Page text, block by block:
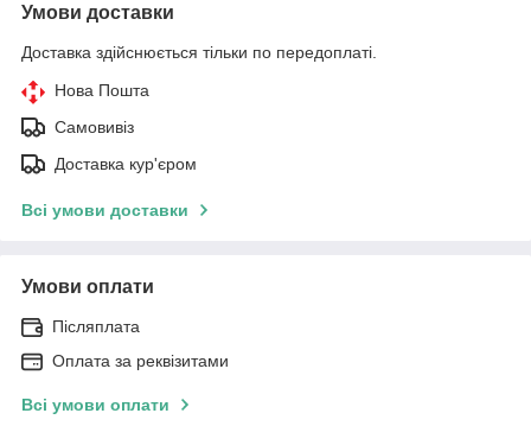
Умови доставки
Доставка здійснюється тільки по передоплаті.
Нова Пошта
Самовивіз
Доставка кур'єром
Всі умови доставки
Умови оплати
Післяплата
Оплата за реквізитами
Всі умови оплати